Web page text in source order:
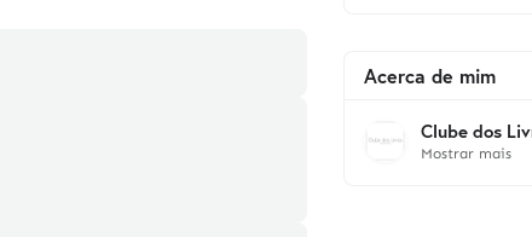
Acerca de mim
Clube dos
Mostrar mais